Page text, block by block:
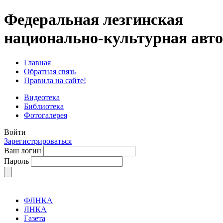
Федеральная лезгинская
национально-культурная
Главная
Обратная связь
Правила на сайте!
Видеотека
Библиотека
Фотогалерея
Войти
Зарегистрироваться
Ваш логин
Пароль
ФЛНКА
ЛНКА
Газета